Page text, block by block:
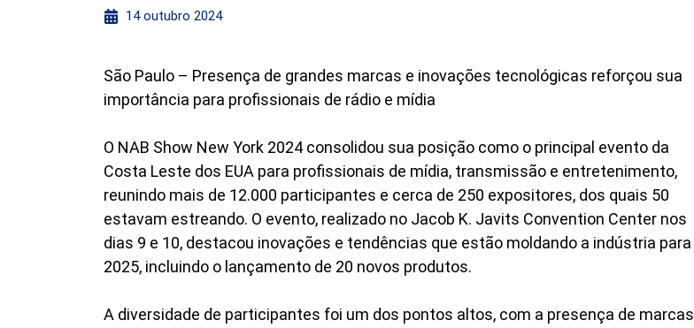
14 outubro 2024
São Paulo – Presença de grandes marcas e inovações tecnológicas reforçou sua
importância para profissionais de rádio e mídia
O NAB Show New York 2024 consolidou sua posição como o principal evento da
Costa Leste dos EUA para profissionais de mídia, transmissão e entretenimento,
reunindo mais de 12.000 participantes e cerca de 250 expositores, dos quais 50
estavam estreando. O evento, realizado no Jacob K. Javits Convention Center nos
dias 9 e 10, destacou inovações e tendências que estão moldando a indústria para
2025, incluindo o lançamento de 20 novos produtos.
A diversidade de participantes foi um dos pontos altos, com a presença de marcas